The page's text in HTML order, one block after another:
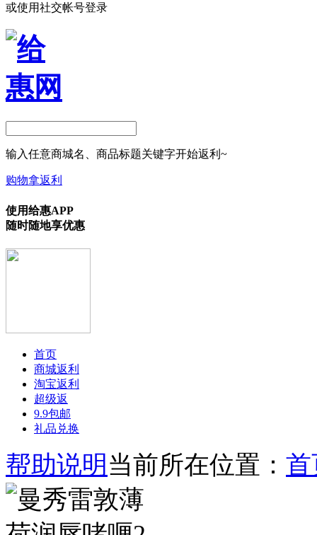
或使用社交帐号登录
输入任意商城名、商品标题关键字开始返利~
购物拿返利
使用给惠APP
随时随地享优惠
首页
商城返利
淘宝返利
超级返
9.9包邮
礼品兑换
帮助说明 当前所在位置： 首